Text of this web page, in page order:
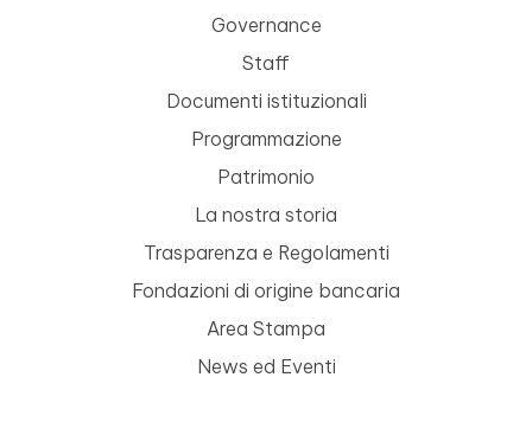
Governance
Staff
Documenti istituzionali
Programmazione
Patrimonio
La nostra storia
Trasparenza e Regolamenti
Fondazioni di origine bancaria
Area Stampa
News ed Eventi